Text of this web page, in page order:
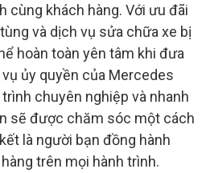
cùng khách hàng. Với ưu đãi
và dịch vụ sửa chữa xe bị
hoàn toàn yên tâm khi đưa
ủy quyền của Mercedes
chuyên nghiệp và nhanh
sẽ được chăm sóc một cách
là người bạn đồng hành
trên mọi hành trình.